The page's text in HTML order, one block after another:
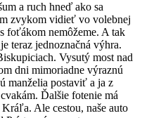
a ruch hneď ako sa
zvykom vidieť vo volebnej
foťákom nemôžeme. A tak
teraz jednoznačná výhra.
Vysutý most nad
dni mimoriadne výraznú
manželia postaviť a ja z
Ďalšie fotenie má
Ale cestou, naše auto